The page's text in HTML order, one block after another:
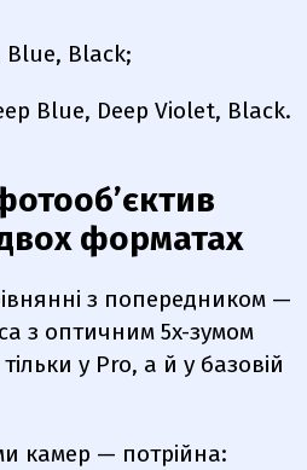
Blue, Black;
Blue, Deep Violet, Black.
форматах
з попередником —
з оптичним 5x-зумом
у Pro, а й у базовій
камер — потрійна: